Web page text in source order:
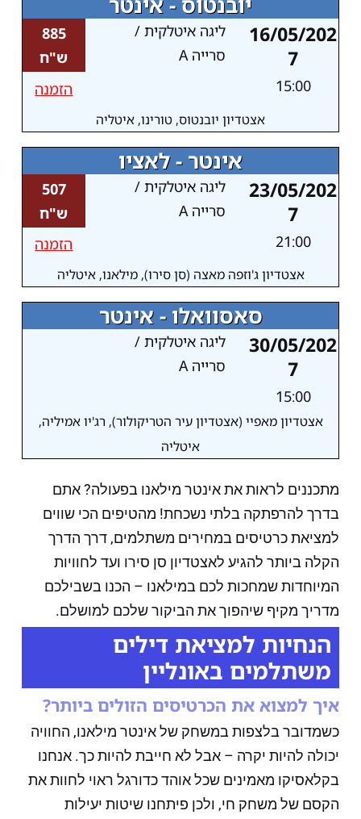
16/05/202
7
15:00
ליגה איטלקית /
סרייה A
885
ש"ח
הזמנה
אצטדיון יובנטוס, טורינו, איטליה
אינטר - לאציו
23/05/202
7
21:00
ליגה איטלקית /
סרייה A
507
ש"ח
הזמנה
אצטדיון ג'וזפה מאצה (סן סירו), מילאנו, איטליה
סאסוואלו - אינטר
30/05/202
7
15:00
ליגה איטלקית /
סרייה A
אצטדיון מאפיי (אצטדיון עיר הטריקולור), רג'יו אמיליה,
איטליה
מתכננים לראות את אינטר מילאנו בפעולה? אתם
בדרך להרפתקה בלתי נשכחת! מהטיפים הכי שווים
למציאת כרטיסים במחירים משתלמים, דרך הדרך
הקלה ביותר להגיע לאצטדיון סן סירו ועד לחוויות
המיוחדות שמחכות לכם במילאנו – הכנו בשבילכם
מדריך מקיף שיהפוך את הביקור שלכם למושלם.
הנחיות למציאת דילים
משתלמים באונליין
איך למצוא את הכרטיסים הזולים ביותר?
כשמדובר בלצפות במשחק של אינטר מילאנו, החוויה
יכולה להיות יקרה – אבל לא חייבת להיות כך. אנחנו
בקלאסיקו מאמינים שכל אוהד כדורגל ראוי לחוות את
הקסם של משחק חי, ולכן פיתחנו שיטות יעילות